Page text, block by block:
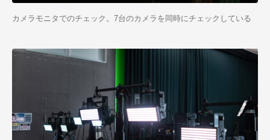
カメラモニタでのチェック。7台のカメラを同時にチェックしている